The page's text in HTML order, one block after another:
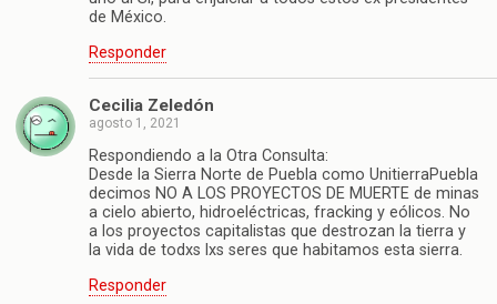
de México.
Responder
Cecilia Zeledón
agosto 1, 2021
Respondiendo a la Otra Consulta:
Desde la Sierra Norte de Puebla como UnitierraPuebla
decimos NO A LOS PROYECTOS DE MUERTE de minas
a cielo abierto, hidroeléctricas, fracking y eólicos. No
a los proyectos capitalistas que destrozan la tierra y
la vida de todxs lxs seres que habitamos esta sierra.
Responder